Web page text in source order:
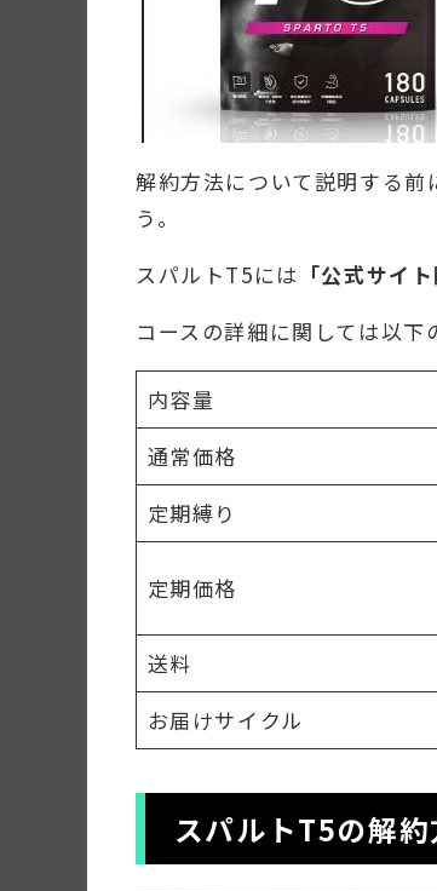
解約方法について説明する前
う。
スパルトT5には 「公式サイ
コースの詳細に関しては以下
内容量
通常価格
定期縛り
定期価格
送料
お届けサイクル
スパルトT5の解約